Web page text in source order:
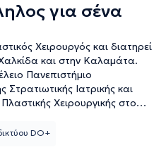
για σένα
και διατηρεί
Πανεπιστήμιο
Ιατρικής και
Χειρουργικής στο
της Πλαστικής
DO+